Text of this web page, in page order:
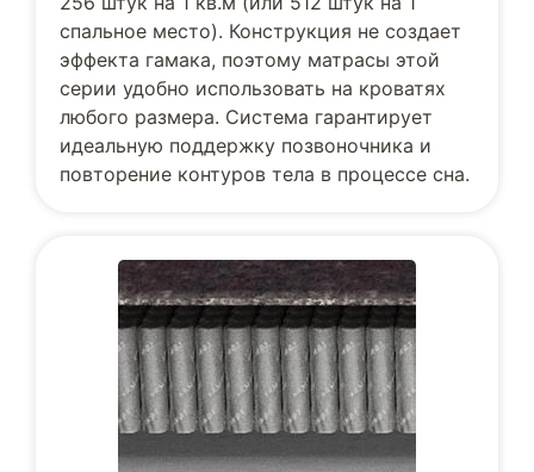
спальное место). Конструкция не создает
эффекта гамака, поэтому матрасы этой
серии удобно использовать на кроватях
любого размера. Система гарантирует
идеальную поддержку позвоночника и
повторение контуров тела в процессе сна.